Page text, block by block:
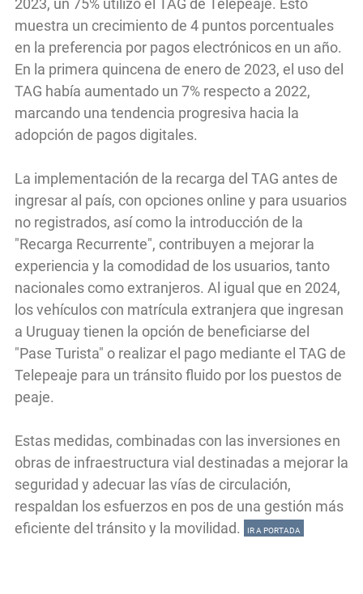
2023, un 75% utilizó el TAG de Telepeaje. Esto
muestra un crecimiento de 4 puntos porcentuales
en la preferencia por pagos electrónicos en un año.
En la primera quincena de enero de 2023, el uso del
TAG había aumentado un 7% respecto a 2022,
marcando una tendencia progresiva hacia la
adopción de pagos digitales.
La implementación de la recarga del TAG antes de
ingresar al país, con opciones online y para usuarios
no registrados, así como la introducción de la
"Recarga Recurrente", contribuyen a mejorar la
experiencia y la comodidad de los usuarios, tanto
nacionales como extranjeros. Al igual que en 2024,
los vehículos con matrícula extranjera que ingresan
a Uruguay tienen la opción de beneficiarse del
"Pase Turista" o realizar el pago mediante el TAG de
Telepeaje para un tránsito fluido por los puestos de
peaje.
Estas medidas, combinadas con las inversiones en
obras de infraestructura vial destinadas a mejorar la
seguridad y adecuar las vías de circulación,
respaldan los esfuerzos en pos de una gestión más
eficiente del tránsito y la movilidad.
IR A PORTADA